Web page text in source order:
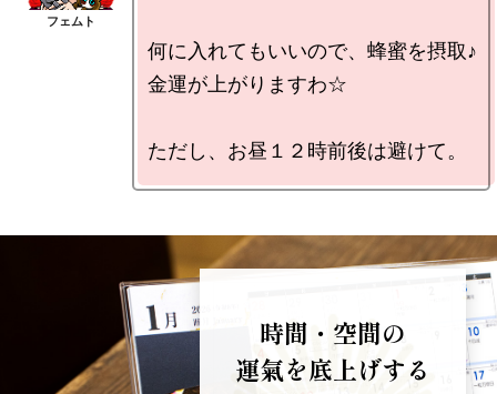
何に入れてもいいので、蜂蜜を摂取♪
金運が上がりますわ☆
ただし、お昼１２時前後は避けて。
時間・空間の
運氣を底上げする